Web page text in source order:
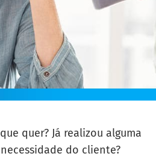
quer? Já realizou alguma
do cliente?